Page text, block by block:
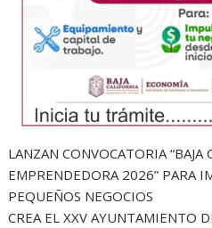
LANZAN CONVOCATORIA “BAJA
EMPRENDEDORA 2026” PARA
PEQUEÑOS NEGOCIOS
CREA EL XXV AYUNTAMIENTO